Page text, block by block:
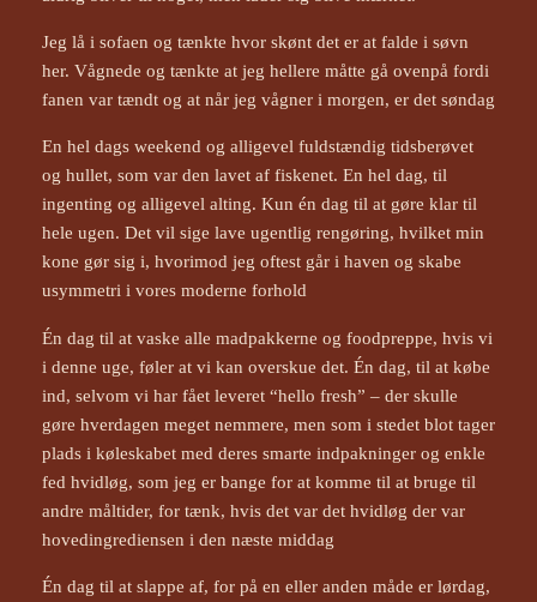
Jeg lå i sofaen og tænkte hvor skønt det er at falde i søvn
her. Vågnede og tænkte at jeg hellere måtte gå ovenpå fordi
fanen var tændt og at når jeg vågner i morgen, er det søndag
En hel dags weekend og alligevel fuldstændig tidsberøvet
og hullet, som var den lavet af fiskenet. En hel dag, til
ingenting og alligevel alting. Kun én dag til at gøre klar til
hele ugen. Det vil sige lave ugentlig rengøring, hvilket min
kone gør sig i, hvorimod jeg oftest går i haven og skabe
usymmetri i vores moderne forhold
Én dag til at vaske alle madpakkerne og foodpreppe, hvis vi
i denne uge, føler at vi kan overskue det. Én dag, til at købe
ind, selvom vi har fået leveret “hello fresh” – der skulle
gøre hverdagen meget nemmere, men som i stedet blot tager
plads i køleskabet med deres smarte indpakninger og enkle
fed hvidløg, som jeg er bange for at komme til at bruge til
andre måltider, for tænk, hvis det var det hvidløg der var
hovedingrediensen i den næste middag
Én dag til at slappe af, for på en eller anden måde er lørdag,